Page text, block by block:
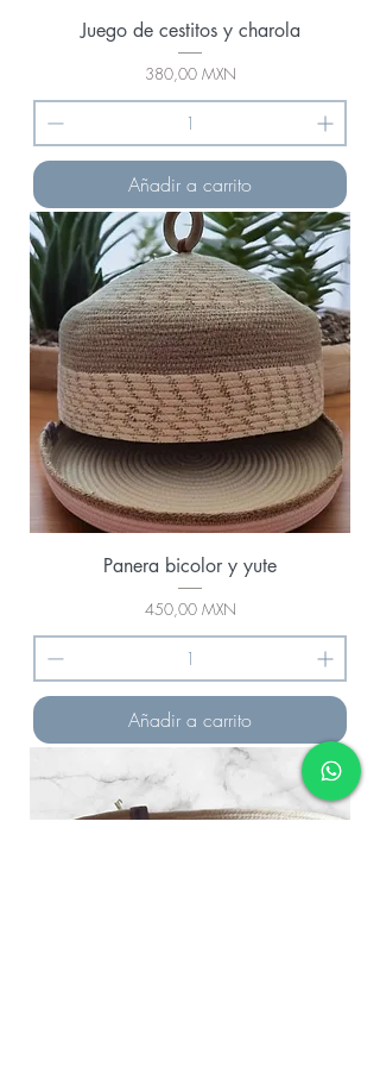
Juego de cestitos y charola
Precio
380,00 MXN
Añadir a carrito
Panera bicolor y yute
Precio
450,00 MXN
Añadir a carrito